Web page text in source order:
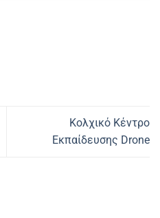
Κολχικό Κέντρο
Εκπαίδευσης Drone